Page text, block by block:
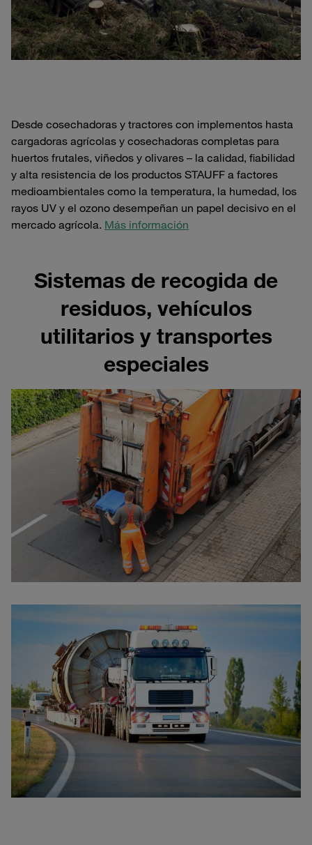
Desde cosechadoras y tractores con implementos hasta
cargadoras agrícolas y cosechadoras completas para
huertos frutales, viñedos y olivares – la calidad, fiabilidad
y alta resistencia de los productos STAUFF a factores
medioambientales como la temperatura, la humedad, los
rayos UV y el ozono desempeñan un papel decisivo en el
mercado agrícola. Más información
Sistemas de recogida de
residuos, vehículos
utilitarios y transportes
especiales